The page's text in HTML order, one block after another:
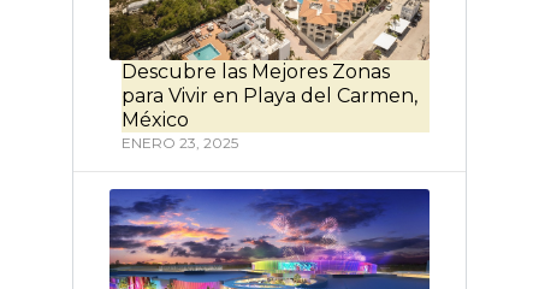
Descubre las Mejores Zonas
para Vivir en Playa del Carmen,
México
ENERO 23, 2025